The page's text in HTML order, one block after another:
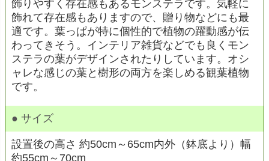
飾りやすく存在感もあるモンステラです。気軽に
飾れて存在感もありますので、贈り物などにも最
適です。葉っぱが特に個性的で植物の躍動感が伝
わってきそう。インテリア雑貨などでも良くモン
ステラの葉がデザインされたりしています。オシ
ャレな感じの葉と樹形の両方を楽しめる観葉植物
です。
● サイズ
設置後の高さ 約50cm～65cm内外（鉢底より）幅
約55cm～70cm